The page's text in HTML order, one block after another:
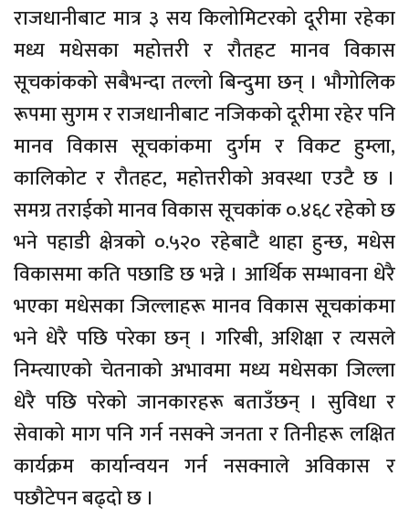
राजधानीबाट मात्र ३ सय किलोमिटरको दूरीमा रहेका
मध्य मधेसका महोत्तरी र रौतहट मानव विकास
सूचकांकको सबैभन्दा तल्लो बिन्दुमा छन् । भौगोलिक
रूपमा सुगम र राजधानीबाट नजिकको दूरीमा रहेर पनि
मानव विकास सूचकांकमा दुर्गम र विकट हुम्ला,
कालिकोट र रौतहट, महोत्तरीको अवस्था एउटै छ ।
समग्र तराईको मानव विकास सूचकांक ०.४६८ रहेको छ
भने पहाडी क्षेत्रको ०.५२० रहेबाटै थाहा हुन्छ, मधेस
विकासमा कति पछाडि छ भन्ने । आर्थिक सम्भावना धेरै
भएका मधेसका जिल्लाहरू मानव विकास सूचकांकमा
भने धेरै पछि परेका छन् । गरिबी, अशिक्षा र त्यसले
निम्त्याएको चेतनाको अभावमा मध्य मधेसका जिल्ला
धेरै पछि परेको जानकारहरू बताउँछन् । सुविधा र
सेवाको माग पनि गर्न नसक्ने जनता र तिनीहरू लक्षित
कार्यक्रम कार्यान्वयन गर्न नसक्नाले अविकास र
पछौटेपन बढ्दो छ ।